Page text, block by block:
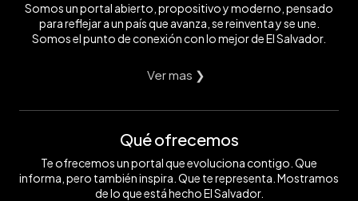
Somos un portal abierto, propositivo y moderno, pensado
para reflejar a un país que avanza, se reinventa y se une.
Somos el punto de conexión con lo mejor de El Salvador.
Ver mas ❯
Qué ofrecemos
Te ofrecemos un portal que evoluciona contigo. Que
informa, pero también inspira. Que te representa. Mostramos
de lo que está hecho El Salvador.